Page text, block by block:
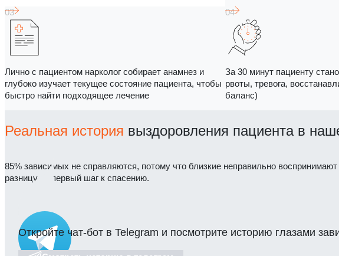
Лично с пациентом нарколог собирает анамнез и
глубоко изучает текущее состояние пациента, чтобы
быстро найти подходящее лечение
За 30 минут пациенту
рвоты, тревога,
баланс)
Реальная история выздоровления пациента в
85% зависимых не справляются, потому что близкие неправильно
разницу — первый шаг к спасению.
Откройте чат-бот в Telegram и посмотрите историю глазами